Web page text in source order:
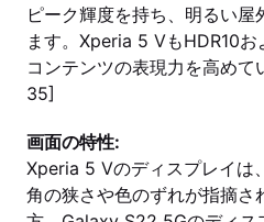
ピーク輝度を持ち、明るい
ます。Xperia 5 VもHDR10
コンテンツの表現力を高め
35]
画面の特性:
Xperia 5 Vのディスプレイは
角の狭さや色のずれが指摘さ